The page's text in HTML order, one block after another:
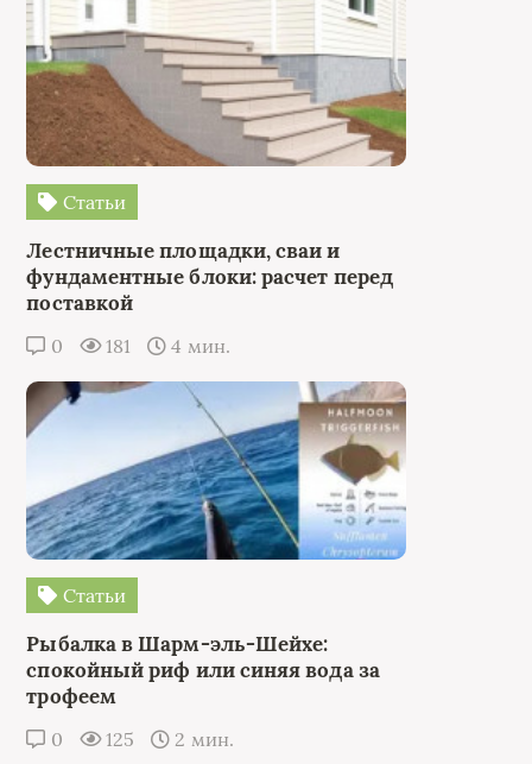
Статьи
Лестничные площадки, сваи и
фундаментные блоки: расчет перед
поставкой
0 181 4 мин.
Статьи
Рыбалка в Шарм-эль-Шейхе:
спокойный риф или синяя вода за
трофеем
0 125 2 мин.